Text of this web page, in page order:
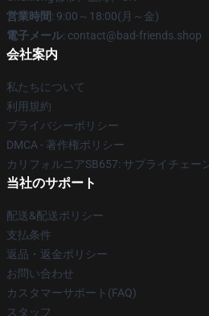
営業時間: 9:00～18:00(月～金)
電子メール: contact@bad-friends.shop
会社案内
私たちについて
利用規約
プライバシーポリシー
DMCA - 著作権ポリシー
カリフォルニアSB657: サプライチェー
当社のサポート
配送&配送ポリシー
支払条件
返品・返金ポリシー
お問い合わせ
カスタマーサポート(FAQ)
スタッフ